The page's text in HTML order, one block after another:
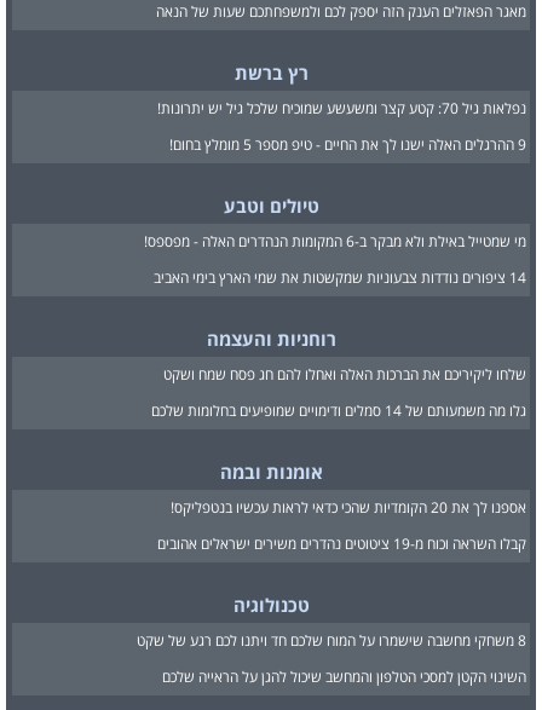
מאגר הפאזלים הענק הזה יספק לכם ולמשפחתכם שעות של הנאה
רץ ברשת
נפלאות גיל 70: קטע קצר ומשעשע שמוכיח שלכל גיל יש יתרונות!
9 ההרגלים האלה ישנו לך את החיים - טיפ מספר 5 מומלץ בחום!
טיולים וטבע
מי שמטייל באילת ולא מבקר ב-6 המקומות הנהדרים האלה - מפספס!
14 ציפורים נודדות צבעוניות שמקשטות את שמי הארץ בימי האביב
רוחניות והעצמה
שלחו ליקיריכם את הברכות האלה ואחלו להם חג פסח שמח ושקט
גלו מה משמעותם של 14 סמלים ודימויים שמופיעים בחלומות שלכם
אומנות ובמה
אספנו לך את 20 הקומדיות שהכי כדאי לראות עכשיו בנטפליקס!
קבלו השראה וכוח מ-19 ציטוטים נהדרים משירים ישראלים אהובים
טכנולוגיה
8 משחקי מחשבה שישמרו על המוח שלכם חד ויתנו לכם רגע של שקט
השינוי הקטן למסכי הטלפון והמחשב שיכול להגן על הראייה שלכם